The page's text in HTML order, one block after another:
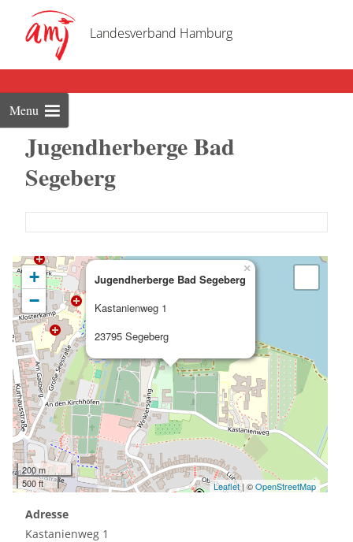
Landesverband Hamburg
Menu
Jugendherberge Bad
Segeberg
Jugendherberge Bad Segeberg
Kastanienweg 1
23795 Segeberg
×
+
−
200 m
500 ft
Leaflet| ©OpenStreetMap
Adresse
Kastanienweg 1